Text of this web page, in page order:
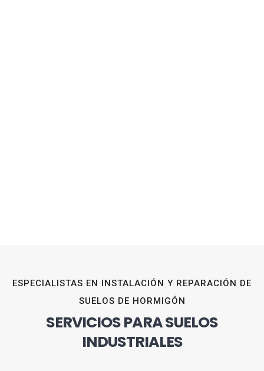
ESPECIALISTAS EN INSTALACIÓN Y REPARACIÓN DE
SUELOS DE HORMIGÓN
SERVICIOS PARA SUELOS
INDUSTRIALES